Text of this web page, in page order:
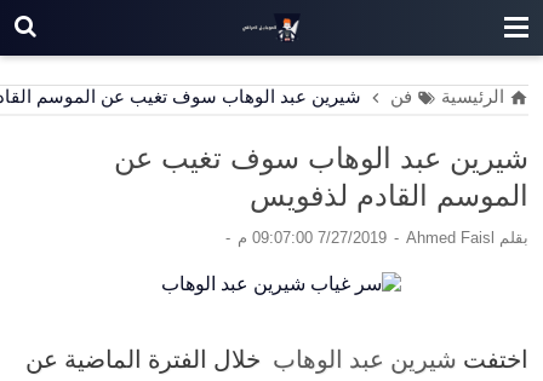
الرئيسية فن شيرين عبد الوهاب سوف تغيب عن الموسم
شيرين عبد الوهاب سوف تغيب عن
الموسم القادم لذفويس
بقلم Ahmed Faisl 7/27/2019 09:07:00 م
اختفت شيرين عبد الوهاب خلال الفترة الماضية عن